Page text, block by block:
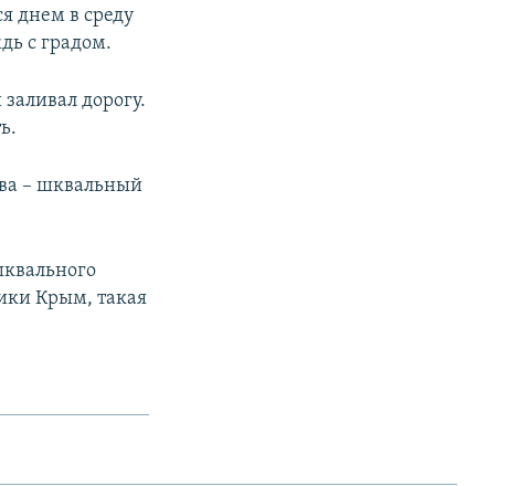
днем в среду
с градом.
дорогу.
– шквальный
Крым, такая